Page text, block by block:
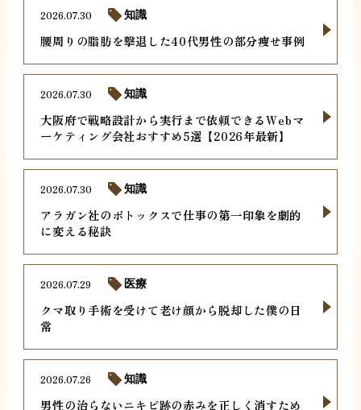
腰周りの脂肪を撃退した40代男性の部分痩せ事例
2026.07.30 知識
大阪府で戦略設計から実行まで依頼できるWebマ
ーケティング会社おすすめ5選【2026年最新】
2026.07.30 知識
アラガン社のボトックスで仕事の第一印象を劇的
に変える秘訣
2026.07.30 知識
クマ取り手術を受けて老け顔から脱却した僕の日
常
2026.07.29 医療
男性の治らないニキビ跡の赤みを正しく消すため
2026.07.26 知識